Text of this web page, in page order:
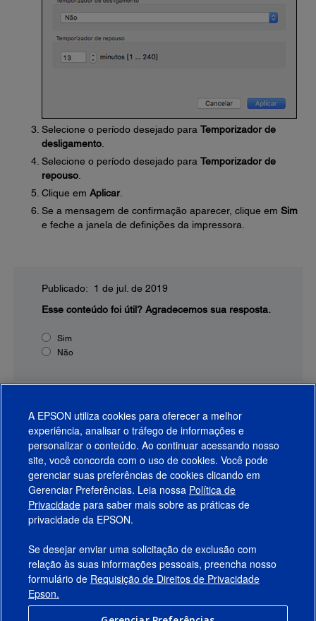
Selecione o período desejado para Temporizador de
desligamento
Selecione o período desejado para Temporizador de
repouso
Clique em Aplicar.
Se a mensagem de confirmação aparecer, clique em Sim
e feche a janela de definições da impressora.
Publicado: 1 de jul. de 2019
Esse conteúdo foi útil? Agradecemos sua resposta.
Sim
Não
Produtos
Suporte
Links Sugeridos
Empresa
A EPSON utiliza cookies para oferecer a melhor
experiência, analisar o tráfego de informações e
personalizar o conteúdo. Ao continuar acessando nosso
site, você concorda com o uso de cookies. Você pode
gerenciar suas preferências de cookies clicando em
Gerenciar Preferências. Leia nossa Política de
Privacidade para saber mais sobre as práticas de
privacidade da EPSON.
Se desejar enviar uma solicitação de exclusão com
relação às suas informações pessoais, preencha nosso
formulário de Requisição de Direitos de Privacidade
Epson.